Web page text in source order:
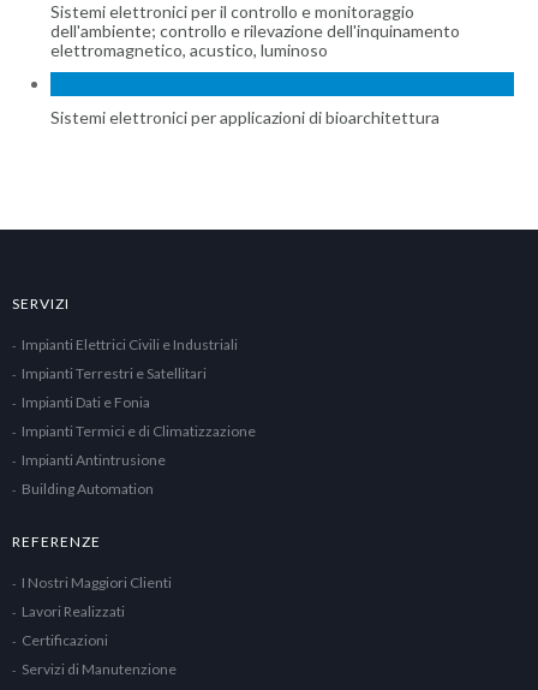
Sistemi elettronici per il controllo e monitoraggio
dell'ambiente; controllo e rilevazione dell'inquinamento
elettromagnetico, acustico, luminoso
Sistemi elettronici per applicazioni di bioarchitettura
SERVIZI
Impianti Elettrici Civili e Industriali
Impianti Terrestri e Satellitari
Impianti Dati e Fonia
Impianti Termici e di Climatizzazione
Impianti Antintrusione
Building Automation
REFERENZE
I Nostri Maggiori Clienti
Lavori Realizzati
Certificazioni
Servizi di Manutenzione